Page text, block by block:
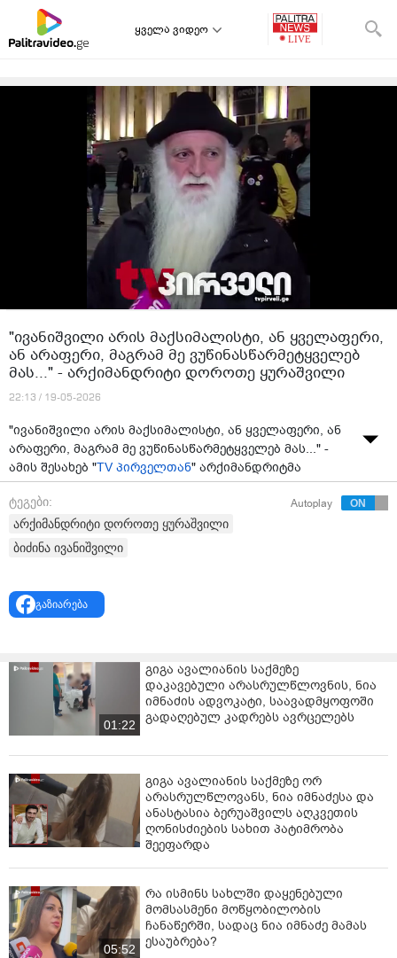
ყველა ვიდეო
"ივანიშვილი არის მაქსიმალისტი, ან ყველაფერი,
ან არაფერი, მაგრამ მე ვუწინასწარმეტყველებ
მას..." - არქიმანდრიტი დოროთე ყურაშვილი
22:13 / 19-05-2026
"ივანიშვილი არის მაქსიმალისტი, ან ყველაფერი, ან
არაფერი, მაგრამ მე ვუწინასწარმეტყველებ მას..." -
ამის შესახებ "TV პირველთან" არქიმანდრიტმა
დოროთე ყურაშვილმა განაცხადა, რომელიც ნანუკა
ჟორჟოლიანის მხარდასაჟერად რუსთაველის
გამზირზე იმყოფება.
ცნობისთვის, თბილისის საქალაქო სასამართლომ,
ნანუკა ჟორჟოლიანს 3- დღიანი ადმინისტრაციული
პატიმრობა შეუფარდა. ნანუკა ჟორჟოლიანი
შინაგან საქმეთა სამინისტრო, ჟორჟოლიანს 2025
წლის დეკემბრის თვეში, ადმინისტრაციულ
სამართალდარღვევათა კოდექსის 174-ე პრიმა
მუხლის პირველი ნაწილის დარღვევას ედავებოდა,
რაც ტროტუარზე ქვეითთა გადაადგილების ხელოვნურ
შეფერხებას გულისხმობს, რომელიც 2-დან 15 დღემდე
ადმინისტრაციულ პატიმრობას ითვალისწინებს.
ტეგები:
არქიმანდრიტი დოროთე ყურაშვილი
ბიძინა ივანიშვილი
Autoplay
გაზიარება
01:22
გიგა ავალიანის საქმეზე
დაკავებული არასრულწლოვნის, ნია
იმნაძის ადვოკატი, საავადმყოფოში
გადაღებულ კადრებს ავრცელებს
გიგა ავალიანის საქმეზე ორ
არასრულწლოვანს, ნია იმნაძესა და
ანასტასია ბერუაშვილს აღკვეთის
ღონისძიების სახით პატიმრობა
შეეფარდა
05:52
რა ისმინს სახლში დაყენებული
მომსასმენი მოწყობილობის
ჩანაწერში, სადაც ნია იმნაძე მამას
ესაუბრება?